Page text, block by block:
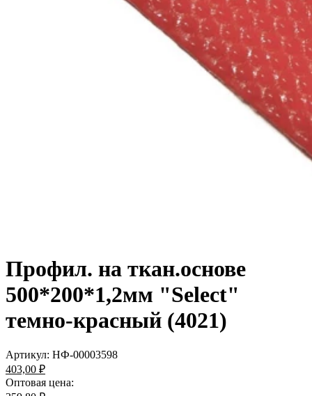
Профил. на ткан.основе
500*200*1,2мм "Select"
темно-красный (4021)
Артикул: НФ-00003598
403,00 ₽
Оптовая цена: